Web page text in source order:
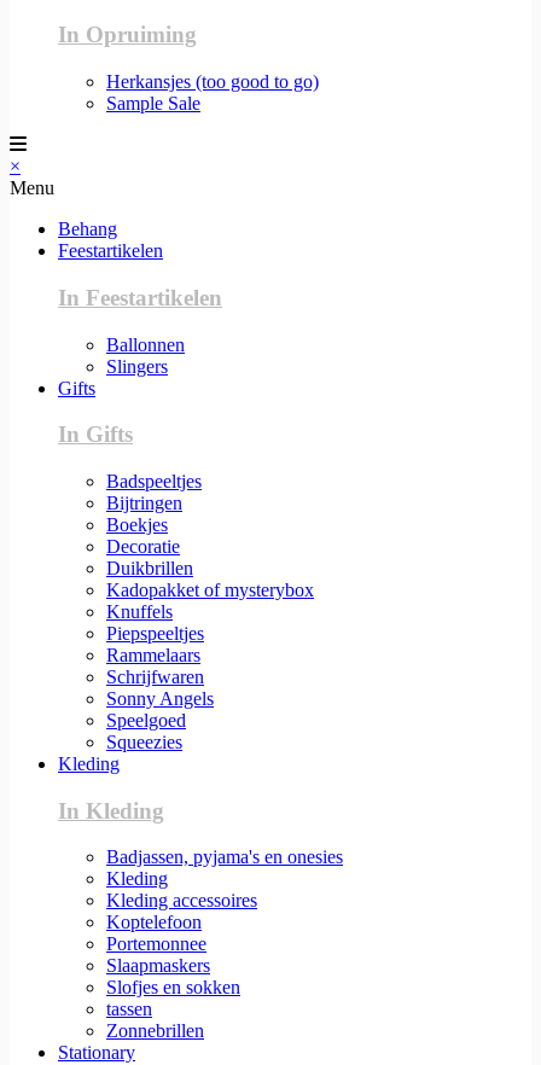
In Opruiming
Herkansjes (too good to go)
Sample Sale
×
Menu
Behang
Feestartikelen
In Feestartikelen
Ballonnen
Slingers
Gifts
In Gifts
Badspeeltjes
Bijtringen
Boekjes
Decoratie
Duikbrillen
Kadopakket of mysterybox
Knuffels
Piepspeeltjes
Rammelaars
Schrijfwaren
Sonny Angels
Speelgoed
Squeezies
Kleding
In Kleding
Badjassen, pyjama's en onesies
Kleding
Kleding accessoires
Koptelefoon
Portemonnee
Slaapmaskers
Slofjes en sokken
tassen
Zonnebrillen
Stationary